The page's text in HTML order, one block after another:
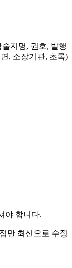
지명, 권호, 발행
, 소장기관, 초록)
야 합니다.
만 최신으로 수정